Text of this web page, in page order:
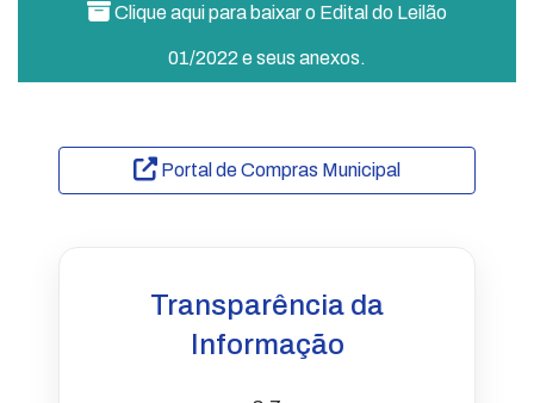
Clique aqui para baixar o Edital do Leilão
01/2022 e seus anexos.
Portal de Compras Municipal
Transparência da
Informação